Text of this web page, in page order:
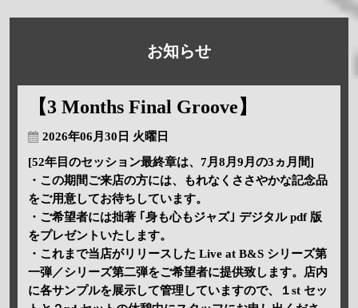
お知らせ
【3 Months Final Groove】
2026年06月30日 火曜日
[52年目のセッション最終章は、7月8月9月の3ヵ月間]
・この期間ご来店の方には、もれなくささやかな記念品
をご用意してお待ちしています。
・ご希望者には拙著 ｢身も心もジャズ｣ デジタル pdf 版
をプレゼントいたします。
・これまで当店がリリースした Live at B&S シリーズ第
一弾／シリーズ第二弾をご希望者に提供致します。店内
に各サンプルを展示して管理していますので、１st セッ